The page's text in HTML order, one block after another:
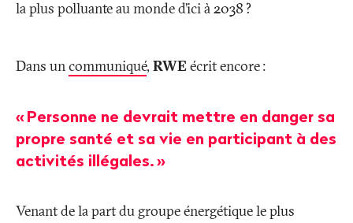
la plus polluante au monde d’ici à 2038 ?
Dans uncommuniqué, RWEécrit encore:
«Personne ne devrait mettre en danger sa
propre santé et sa vie en participant à des
activités illégales.»
Venant de la part du groupe énergétique le plus